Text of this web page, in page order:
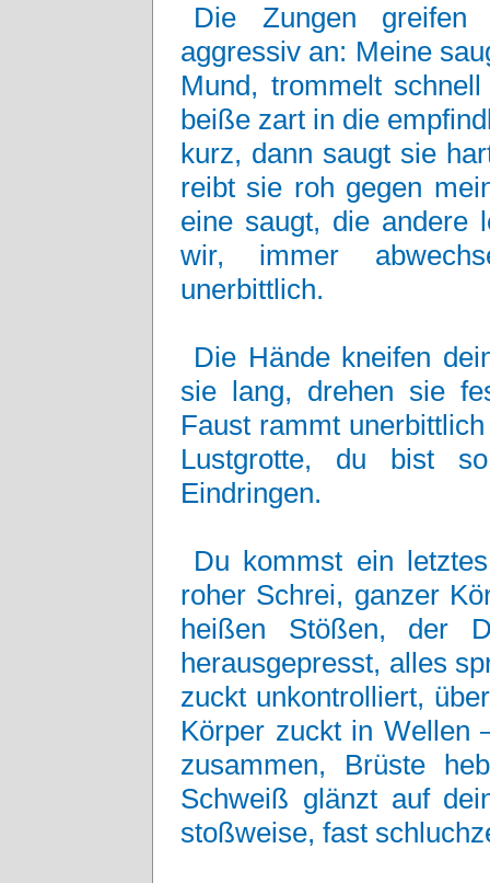
Die Zungen greifen
aggressiv an: Meine
Mund, trommelt
beiße zart in die
kurz, dann saugt sie
reibt sie roh gegen
eine saugt, die andere
wir, immer
unerbittlich.
Die Hände kneifen
sie lang, drehen sie
Faust rammt
Lustgrotte, du bist
Eindringen.
Du kommst ein
roher Schrei, ganzer
heißen Stößen, der
herausgepresst, alles
zuckt unkontrolliert,
Körper zuckt in Wellen
zusammen, Brüste
Schweiß glänzt auf
stoßweise, fast